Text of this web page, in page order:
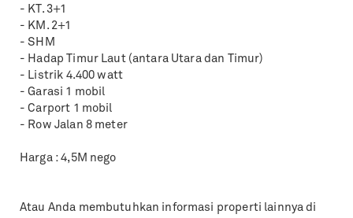
- KT. 3+1
- KM. 2+1
- SHM
- Hadap Timur Laut (antara Utara dan Timur)
- Listrik 4.400 watt
- Garasi 1 mobil
- Carport 1 mobil
- Row Jalan 8 meter
Harga : 4,5M nego
Atau Anda membutuhkan informasi properti lainnya di